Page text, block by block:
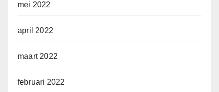
mei 2022
april 2022
maart 2022
februari 2022